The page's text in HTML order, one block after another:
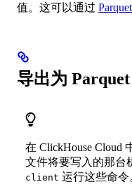
值。这可以通过
导出为
在 ClickHouse Cloud
文件将要写入的那台
client 运行这些命令